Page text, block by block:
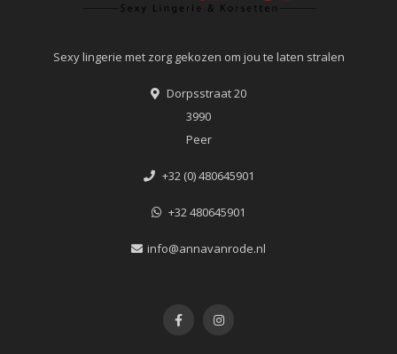
Sexy lingerie met zorg gekozen om jou te laten stralen
Dorpsstraat 20
3990
Peer
+32 (0) 480645901
+32 480645901
info@annavanrode.nl